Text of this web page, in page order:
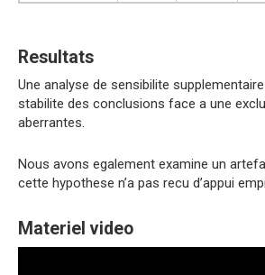
Resultats
Une analyse de sensibilite
stabilite des conclusions face a une
aberrantes.
Nous avons egalement examine un
cette hypothese n’a pas recu d’appui
Materiel video